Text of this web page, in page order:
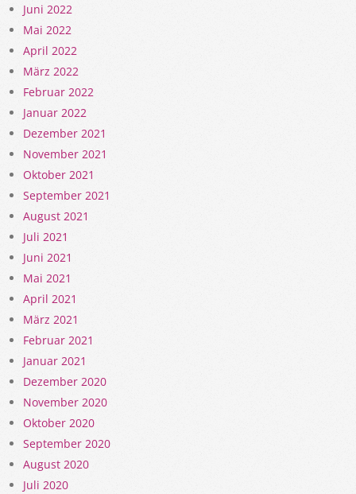
Juni 2022
Mai 2022
April 2022
März 2022
Februar 2022
Januar 2022
Dezember 2021
November 2021
Oktober 2021
September 2021
August 2021
Juli 2021
Juni 2021
Mai 2021
April 2021
März 2021
Februar 2021
Januar 2021
Dezember 2020
November 2020
Oktober 2020
September 2020
August 2020
Juli 2020